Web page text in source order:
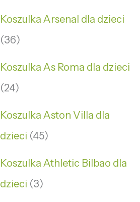
Koszulka Arsenal dla dzieci
36
Koszulka As Roma dla dzieci
24
Koszulka Aston Villa dla
dzieci 45
Koszulka Athletic Bilbao dla
dzieci 3